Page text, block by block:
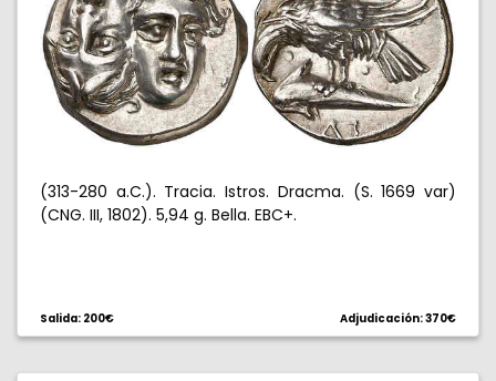
(313-280 a.C.). Tracia. Istros. Dracma. (S. 1669 var)
(CNG. III, 1802). 5,94 g. Bella. EBC+.
Salida: 200€ Adjudicación: 370€